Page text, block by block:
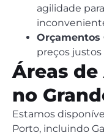
agilidade
preços
Áreas
no
Estamos
Porto, incluindo